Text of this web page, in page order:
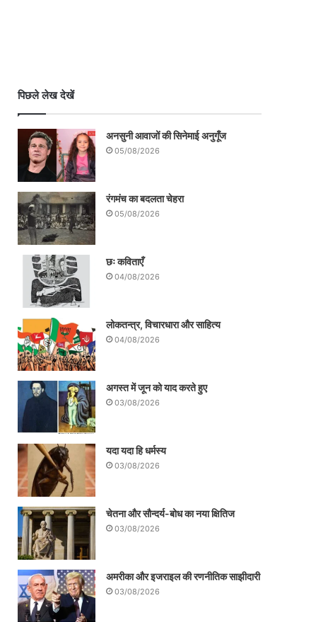
पिछले लेख देखें
अनसुनी आवाजों की सिनेमाई अनुगूँज
05/08/2026
रंगमंच का बदलता चेहरा
05/08/2026
छः कविताएँ
04/08/2026
लोकतन्त्र, विचारधारा और साहित्य
04/08/2026
अगस्त में जून को याद करते हुए
03/08/2026
यदा यदा हि धर्मस्य
03/08/2026
चेतना और सौन्दर्य-बोध का नया क्षितिज
03/08/2026
अमरीका और इजराइल की रणनीतिक साझीदारी
03/08/2026